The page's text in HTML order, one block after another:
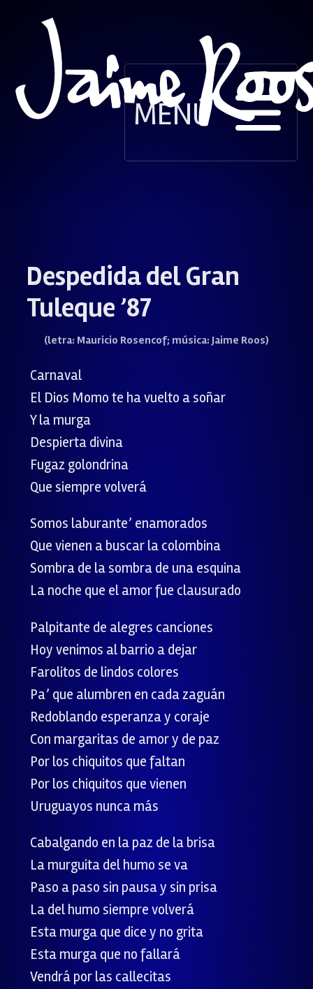
MENÚ
Despedida del Gran
Tuleque ’87
(letra: Mauricio Rosencof; música: Jaime Roos)
Carnaval
El Dios Momo te ha vuelto a soñar
Y la murga
Despierta divina
Fugaz golondrina
Que siempre volverá
Somos laburante’ enamorados
Que vienen a buscar la colombina
Sombra de la sombra de una esquina
La noche que el amor fue clausurado
Palpitante de alegres canciones
Hoy venimos al barrio a dejar
Farolitos de lindos colores
Pa’ que alumbren en cada zaguán
Redoblando esperanza y coraje
Con margaritas de amor y de paz
Por los chiquitos que faltan
Por los chiquitos que vienen
Uruguayos nunca más
Cabalgando en la paz de la brisa
La murguita del humo se va
Paso a paso sin pausa y sin prisa
La del humo siempre volverá
Esta murga que dice y no grita
Esta murga que no fallará
Vendrá por las callecitas